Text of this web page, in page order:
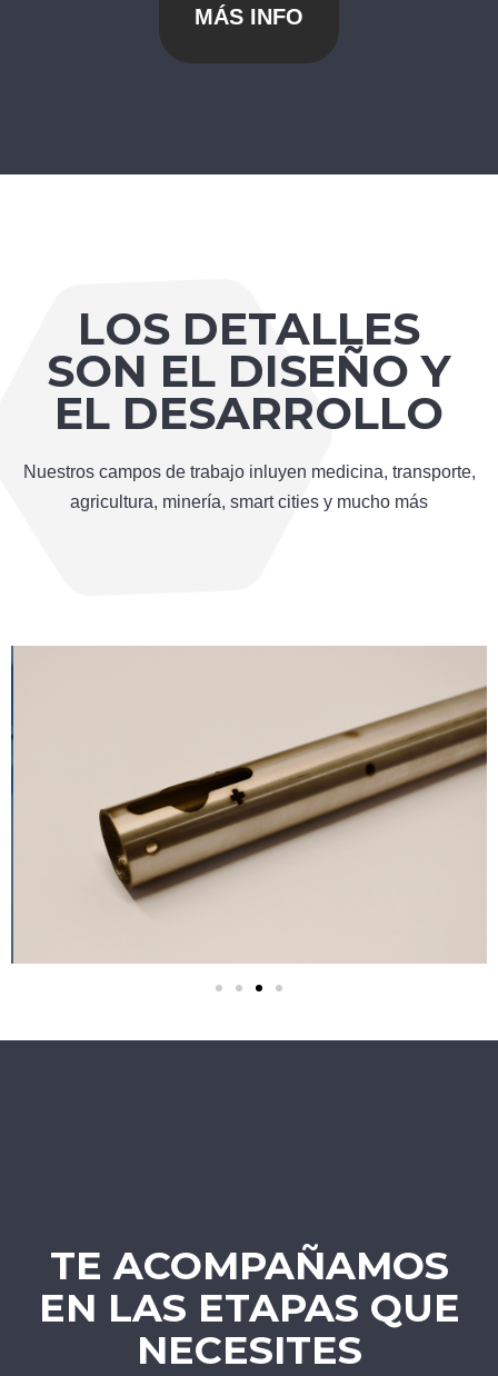
MÁS INFO
LOS DETALLES
SON EL DISEÑO Y
EL DESARROLLO
Nuestros campos de trabajo inluyen medicina, transporte,
agricultura, minería, smart cities y mucho más
TE ACOMPAÑAMOS
EN LAS ETAPAS QUE
NECESITES